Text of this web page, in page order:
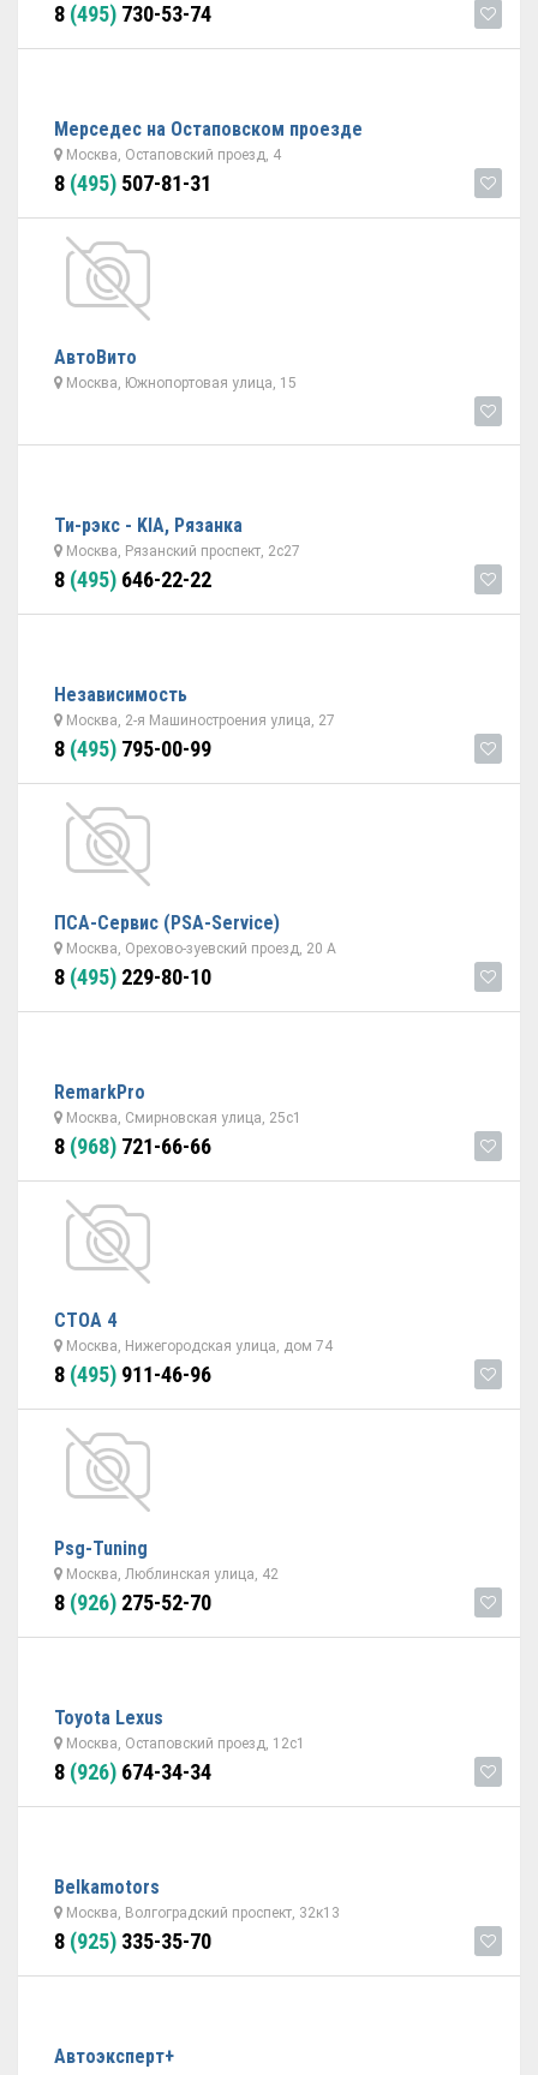
8 (495) 730-53-74
Мерседес на Остаповском проезде
Москва, Остаповский проезд, 4
8 (495) 507-81-31
АвтоВито
Москва, Южнопортовая улица, 15
Ти-рэкс - KIA, Рязанка
Москва, Рязанский проспект, 2с27
8 (495) 646-22-22
Независимость
Москва, 2-я Машиностроения улица, 27
8 (495) 795-00-99
ПСА-Сервис (PSA-Service)
Москва, Орехово-зуевский проезд, 20 А
8 (495) 229-80-10
RemarkPro
Москва, Смирновская улица, 25с1
8 (968) 721-66-66
СТОА 4
Москва, Нижегородская улица, дом 74
8 (495) 911-46-96
Psg-Tuning
Москва, Люблинская улица, 42
8 (926) 275-52-70
Toyota Lexus
Москва, Остаповский проезд, 12с1
8 (926) 674-34-34
Belkamotors
Москва, Волгоградский проспект, 32к13
8 (925) 335-35-70
Автоэксперт+